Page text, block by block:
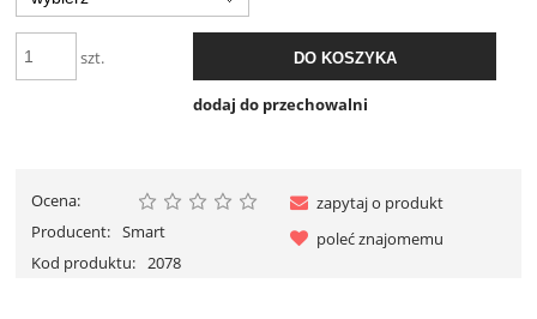
szt. DO KOSZYKA
dodaj do przechowalni
Ocena:
Producent: Smart
Kod produktu: 2078
zapytaj o produkt
poleć znajomemu